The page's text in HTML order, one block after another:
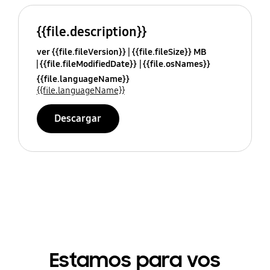
{{file.description}}
ver {{file.fileVersion}} {{file.fileSize}} MB
{{file.fileModifiedDate}} {{file.osNames}}
{{file.languageName}}
{{file.languageName}}
Descargar
Estamos para vos